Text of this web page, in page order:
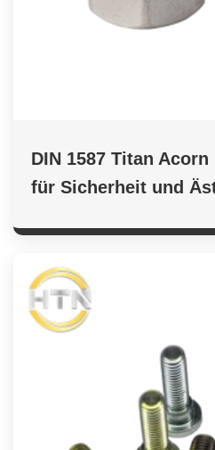
DIN 1587 Titan
für Sicherheit und